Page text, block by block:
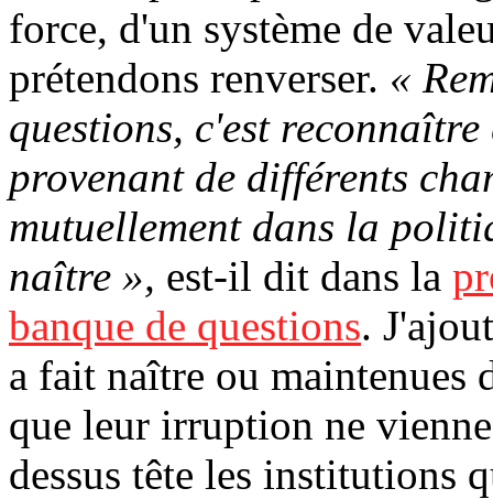
force, d'un système de
prétendons renverser. «
questions, c'est reconnaître
provenant de différents
mutuellement dans la
naître », est-il dit dans la
banque de questions.
a fait naître ou maintenues
que leur irruption ne
dessus tête les institutions